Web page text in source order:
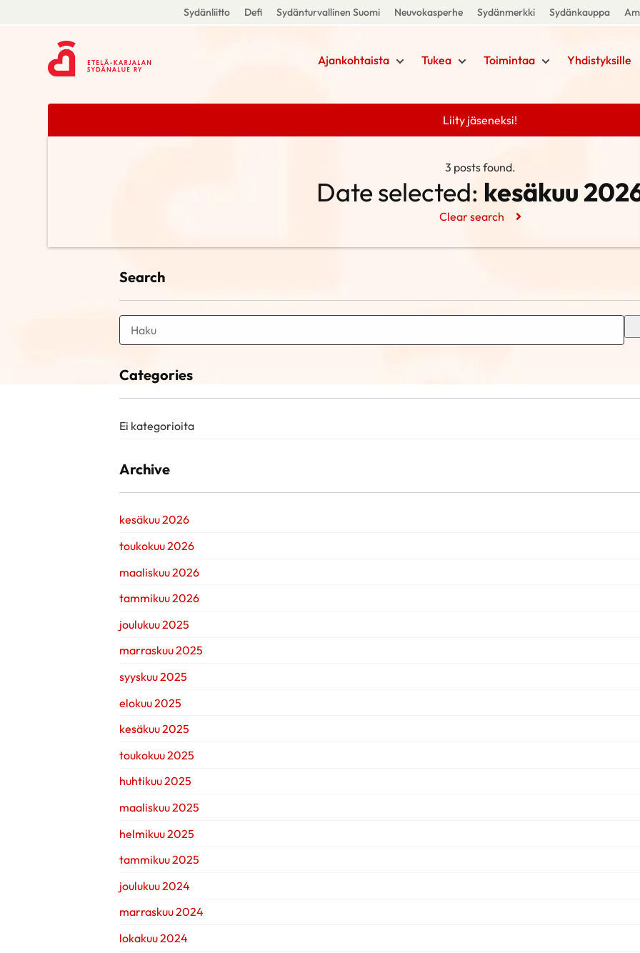
Sydänliitto Defi Sydänturvallinen Suomi Neuvokasperhe Sydänmerkki Sydänkauppa
Ajankohtaista Tukea Toimintaa Yhdistyksille
Liity jäseneksi!
3 posts found.
Date selected: kesäkuu
Clear search
Search
Categories
Ei kategorioita
Archive
kesäkuu 2026
toukokuu 2026
maaliskuu 2026
tammikuu 2026
joulukuu 2025
marraskuu 2025
syyskuu 2025
elokuu 2025
kesäkuu 2025
toukokuu 2025
huhtikuu 2025
maaliskuu 2025
helmikuu 2025
tammikuu 2025
joulukuu 2024
marraskuu 2024
lokakuu 2024